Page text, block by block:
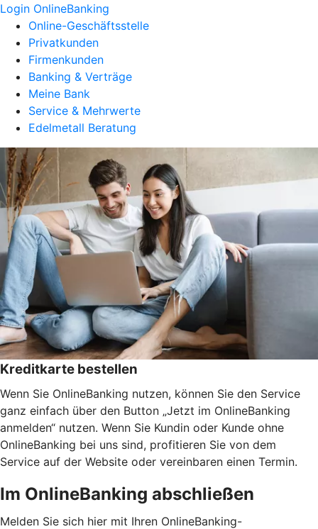
Login OnlineBanking
Online-Geschäftsstelle
Privatkunden
Firmenkunden
Banking & Verträge
Meine Bank
Service & Mehrwerte
Edelmetall Beratung
Kreditkarte bestellen
Wenn Sie OnlineBanking nutzen, können Sie den Service
ganz einfach über den Button „Jetzt im OnlineBanking
anmelden“ nutzen. Wenn Sie Kundin oder Kunde ohne
OnlineBanking bei uns sind, profitieren Sie von dem
Service auf der Website oder vereinbaren einen Termin.
Im OnlineBanking abschließen
Melden Sie sich hier mit Ihren OnlineBanking-